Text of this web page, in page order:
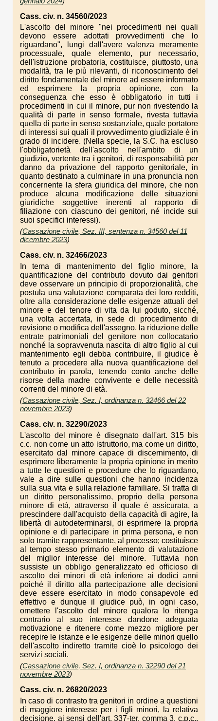
Cass. civ. n. 34560/2023
L'ascolto del minore "nei procedimenti nei quali
devono essere adottati provvedimenti che lo
riguardano", lungi dall'avere valenza meramente
processuale, quale elemento, pur necessario,
dell'istruzione probatoria, costituisce, piuttosto, una
modalità, tra le più rilevanti, di riconoscimento del
diritto fondamentale del minore ad essere informato
ed esprimere la propria opinione, con la
conseguenza che esso è obbligatorio in tutti i
procedimenti in cui il minore, pur non rivestendo la
qualità di parte in senso formale, rivesta tuttavia
quella di parte in senso sostanziale, quale portatore
di interessi sui quali il provvedimento giudiziale è in
grado di incidere. (Nella specie, la S.C. ha escluso
l'obbligatorietà dell'ascolto nell'ambito di un
giudizio, vertente tra i genitori, di responsabilità per
danno da privazione del rapporto genitoriale, in
quanto destinato a culminare in una pronuncia non
concernente la sfera giuridica del minore, che non
produce alcuna modificazione delle situazioni
giuridiche soggettive inerenti al rapporto di
filiazione con ciascuno dei genitori, né incide sui
suoi specifici interessi).
(Cassazione civile, Sez. III, sentenza n. 34560 del 11
dicembre 2023)
Cass. civ. n. 32466/2023
In tema di mantenimento del figlio minore, la
quantificazione del contributo dovuto dai genitori
deve osservare un principio di proporzionalità, che
postula una valutazione comparata dei loro redditi,
oltre alla considerazione delle esigenze attuali del
minore e del tenore di vita da lui goduto, sicché,
una volta accertata, in sede di procedimento di
revisione o modifica dell'assegno, la riduzione delle
entrate patrimoniali del genitore non collocatario
nonché la sopravvenuta nascita di altro figlio al cui
mantenimento egli debba contribuire, il giudice è
tenuto a procedere alla nuova quantificazione del
contributo in parola, tenendo conto anche delle
risorse della madre convivente e delle necessità
correnti del minore di età.
(Cassazione civile, Sez. I, ordinanza n. 32466 del 22
novembre 2023)
Cass. civ. n. 32290/2023
L'ascolto del minore è disegnato dall'art. 315 bis
c.c. non come un atto istruttorio, ma come un diritto,
esercitato dal minore capace di discernimento, di
esprimere liberamente la propria opinione in merito
a tutte le questioni e procedure che lo riguardano,
vale a dire sulle questioni che hanno incidenza
sulla sua vita e sulla relazione familiare. Si tratta di
un diritto personalissimo, proprio della persona
minore di età, attraverso il quale è assicurata, a
prescindere dall'acquisto della capacità di agire, la
libertà di autodeterminarsi, di esprimere la propria
opinione e di partecipare in prima persona, e non
solo tramite rappresentante, al processo; costituisce
al tempo stesso primario elemento di valutazione
del miglior interesse del minore. Tuttavia non
sussiste un obbligo generalizzato ed officioso di
ascolto dei minori di età inferiore ai dodici anni
poiché il diritto alla partecipazione alle decisioni
deve essere esercitato in modo consapevole ed
effettivo e dunque il giudice può, in ogni caso,
omettere l'ascolto del minore qualora lo ritenga
contrario al suo interesse dandone adeguata
motivazione e ritenere come mezzo migliore per
recepire le istanze e le esigenze delle minori quello
dell'ascolto indiretto tramite cioè lo psicologo dei
servizi sociali.
(Cassazione civile, Sez. I, ordinanza n. 32290 del 21
novembre 2023)
Cass. civ. n. 26820/2023
In caso di contrasto tra genitori in ordine a questioni
di maggiore interesse per i figli minori, la relativa
decisione, ai sensi dell'art. 337-ter, comma 3, c.p.c.,